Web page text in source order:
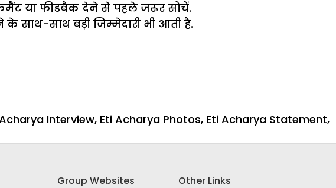
या फीडबैक देने से पहले जरूर सोचें.
साथ बड़ी जिम्मेदारी भी आती है.
Interview, Eti Acharya Photos, Eti Acharya Statement,
Group Websites
Other Links